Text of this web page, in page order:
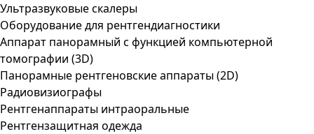
Ультразвуковые скалеры
Оборудование для рентгендиагностики
Аппарат панорамный с функцией компьютерной
томографии (3D)
Панорамные рентгеновские аппараты (2D)
Радиовизиографы
Рентгенаппараты интраоральные
Рентгензащитная одежда